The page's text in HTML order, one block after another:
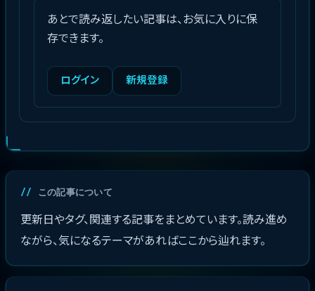
あとで読み返したい記事は、お気に入りに保
存できます。
ログイン 新規登録
この記事について
更新日やタグ、関連する記事をまとめています。読み進め
ながら、気になるテーマがあればここから辿れます。